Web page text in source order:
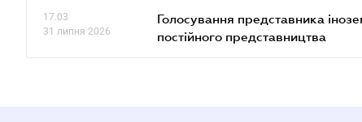
17.03
31 липня 2026
Голосування представника
постійного представництва